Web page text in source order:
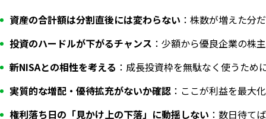
資産の合計額は分割直後には変わらない ：株数が増えた分
投資のハードルが下がるチャンス ：少額から優良企業の株
新NISAとの相性を考える ：成長投資枠を無駄なく使うため
実質的な増配・優待拡充がないか確認 ：ここが利益を最大
権利落ち日の「見かけ上の下落」に動揺しない ：数日待て